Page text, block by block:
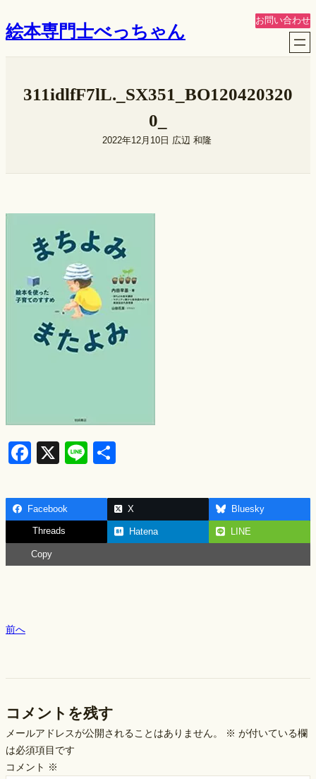
容
絵本専門士べっちゃん
お問い合わせ
311idlfF7lL._SX351_BO120420320
0_
2022年12月10日 広辺 和隆
F
c
e
b
o
X
Li
e
ar
e
Facebook X Bluesky
Threads Hatena LINE
Copy
前へ
コメントを残す
メールアドレスが公開されることはありません。 ※ が付いている欄
は必須項目です
コメント ※